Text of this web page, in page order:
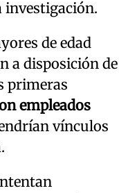
investigación.
de edad
a disposición de
primeras
empleados
vínculos